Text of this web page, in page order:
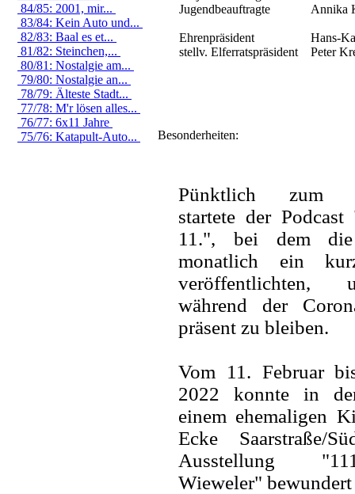
84/85: 2001, mir...
83/84: Kein Auto und...
82/83: Baal es et...
81/82: Steinchen,...
80/81: Nostalgie am...
79/80: Nostalgie an...
78/79: Älteste Stadt...
77/78: M'r lösen alles...
76/77: 6x11 Jahre
75/76: Katapult-Auto...
Jugendbeauftragte
Annika
Ehrenpräsident
Hans-
stellv. Elferratspräsident Peter
Besonderheiten:
Pünktlich zum
startete der
11.", bei dem die
monatlich ein
veröffentlichten,
während der
präsent zu bleiben.
Vom 11. Februar
2022 konnte in
einem ehemaligen
Ecke Saarstraße/
Ausstellung
Wieweler"